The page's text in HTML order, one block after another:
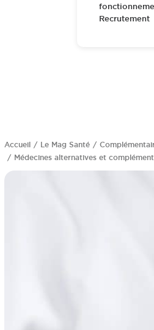
Recrutement
Accueil Le Mag Santé
Médecines alternatives et